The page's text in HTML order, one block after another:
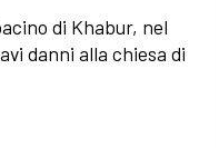
di Khabur, nel
danni alla chiesa di